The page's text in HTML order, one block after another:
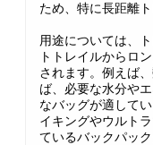
ため、特に長距離
用途については、
トトレイルからロ
されます。例えば
ば、必要な水分や
なバッグが適して
イキングやウルト
ているバックパッ